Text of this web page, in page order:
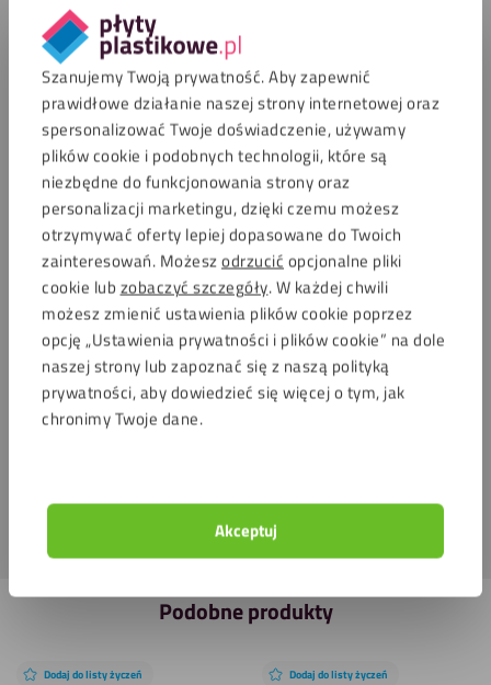
Szanujemy Twoją prywatność. Aby zapewnić
prawidłowe działanie naszej strony internetowej oraz
spersonalizować Twoje doświadczenie, używamy
plików cookie i podobnych technologii, które są
niezbędne do funkcjonowania strony oraz
personalizacji marketingu, dzięki czemu możesz
otrzymywać oferty lepiej dopasowane do Twoich
zainteresowań. Możesz odrzucić opcjonalne pliki
cookie lub zobaczyć szczegóły. W każdej chwili
możesz zmienić ustawienia plików cookie poprzez
opcję „Ustawienia prywatności i plików cookie” na dole
naszej strony lub zapoznać się z naszą polityką
prywatności, aby dowiedzieć się więcej o tym, jak
chronimy Twoje dane.
Akceptuj
Czy podkład działa również jako środek czyszczący?
Czy ten wielofunkcyjny podkład nadaje się do
wszystkich tworzyw sztucznych?
Czy mogę używać podkładu na powierzchniach
lakierowanych?
Ile m² mogę pokryć jedną butelką?
Jak długo podkład musi schnąć przed klejeniem?
Czy podkład nadaje się również do zastosowań
zewnętrznych?
Podobne produkty
Dodaj do listy życzeń Dodaj do listy życzeń